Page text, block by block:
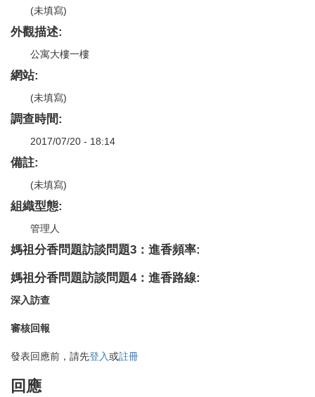
(未填寫)
外觀描述:
公寓大樓一樓
網站:
(未填寫)
調查時間:
2017/07/20 - 18:14
備註:
(未填寫)
組織型態:
管理人
媽祖分香問題訪談問題3：進香頻率:
媽祖分香問題訪談問題4：進香路線:
深入訪查
審核回報
發表回應前，請先登入或註冊
回應